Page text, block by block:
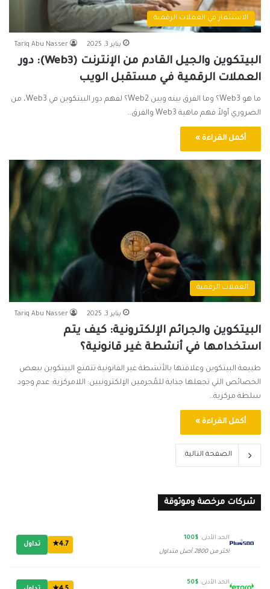
الاستثمار في العملات الرقمية
Tariq Abu Nasser يناير 3, 2025
البيتكوين والجيل القادم من الإنترنت (Web3): دور
العملات الرقمية في مستقبل الويب
ما هو Web3؟ وما الفرق بينه وبين Web2؟ لفهم دور البيتكوين في Web3، من
الضروري أولاً فهم ماهية Web3 والفرق…
أكمل القراءة »
العملات الرقمية
Tariq Abu Nasser يناير 3, 2025
البيتكوين والجرائم الإلكترونية: كيف يتم
استخدامها في أنشطة غير قانونية؟
طبيعة البيتكوين وعلاقتها بالأنشطة غير القانونية تتمتع البيتكوين ببعض
الخصائص التي تجعلها جذابة للمُجرمين الإلكترونيين: اللامركزية: عدم وجود
سلطة مركزية…
أكمل القراءة »
الصفحة التالية
شركات مرخصة وموثوقة
الحد الأدنى: $100
أكثر من 2800 أصل متداول
4.7★ تداول
الحد الأدنى: $50